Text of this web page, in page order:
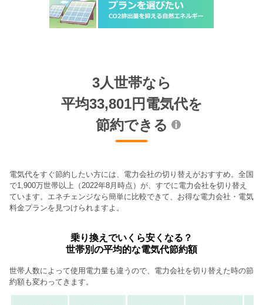
3人世帯なら
平均33,801円電気代を
節約できる
電気代をすぐ節約したい方には、電力会社の切り替えがおすすめ。全国
で1,900万世帯以上（2022年8月時点）が、すでに電力会社を切り替え
ています。エネチェンジなら簡単に比較できて、お得な電力会社・電気
料金プランを見つけられますよ。
乗り換えでいくら安くなる？
世帯別の平均的な電気代節約額
世帯人数によって使用電力量も違うので、電力会社を切り替えた時の節
約額も変わってきます。